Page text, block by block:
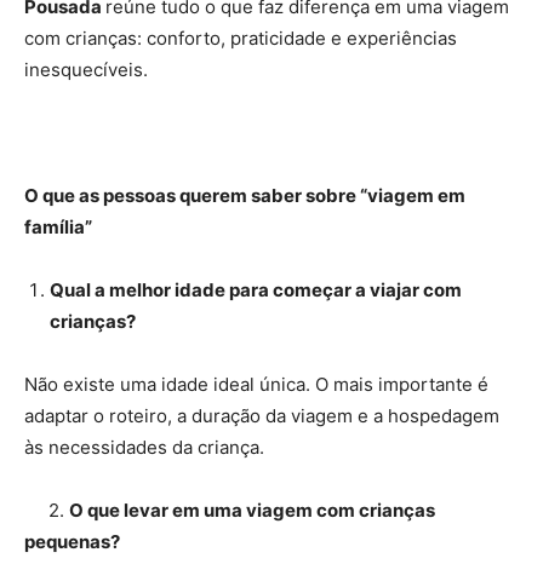
Pousada reúne tudo o que faz diferença em uma viagem
com crianças: conforto, praticidade e experiências
inesquecíveis.
O que as pessoas querem saber sobre “viagem em
família”
Qual a melhor idade para começar a viajar com
crianças?
Não existe uma idade ideal única. O mais importante é
adaptar o roteiro, a duração da viagem e a hospedagem
às necessidades da criança.
2. O que levar em uma viagem com crianças
pequenas?